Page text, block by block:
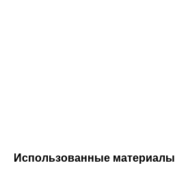
Использованные материалы